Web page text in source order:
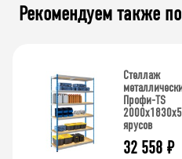
Рекомендуем также
Стеллаж
Профи-TS
ярусов
32 558 ₽